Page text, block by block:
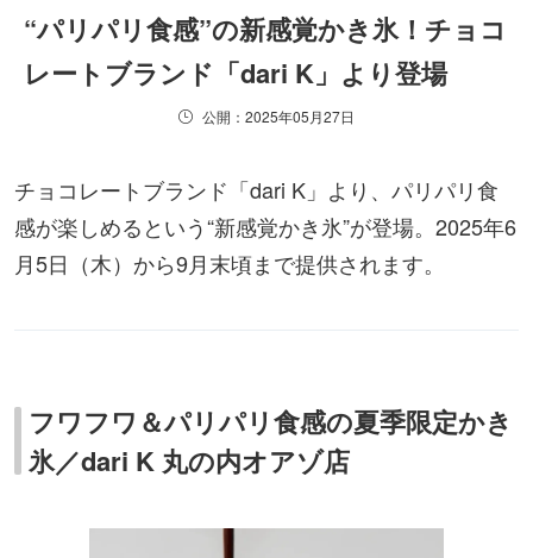
“パリパリ食感”の新感覚かき氷！チョコ
レートブランド「dari K」より登場
公開：2025年05月27日
チョコレートブランド「dari K」より、パリパリ食
感が楽しめるという“新感覚かき氷”が登場。2025年6
月5日（木）から9月末頃まで提供されます。
フワフワ＆パリパリ食感の夏季限定かき
氷／dari K 丸の内オアゾ店